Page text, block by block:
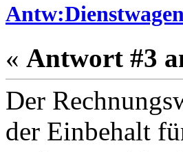
« Antwort #3
Der
der Einbehalt